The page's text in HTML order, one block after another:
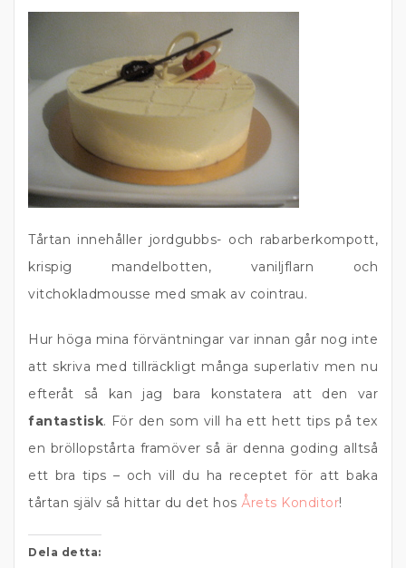
Tårtan innehåller jordgubbs- och rabarberkompott,
krispig mandelbotten, vaniljflarn och
vitchokladmousse med smak av cointrau.
Hur höga mina förväntningar var innan går nog inte
att skriva med tillräckligt många superlativ men nu
efteråt så kan jag bara konstatera att den var
fantastisk. För den som vill ha ett hett tips på tex
en bröllopstårta framöver så är denna goding alltså
ett bra tips – och vill du ha receptet för att baka
tårtan själv så hittar du det hos Årets Konditor!
Dela detta: